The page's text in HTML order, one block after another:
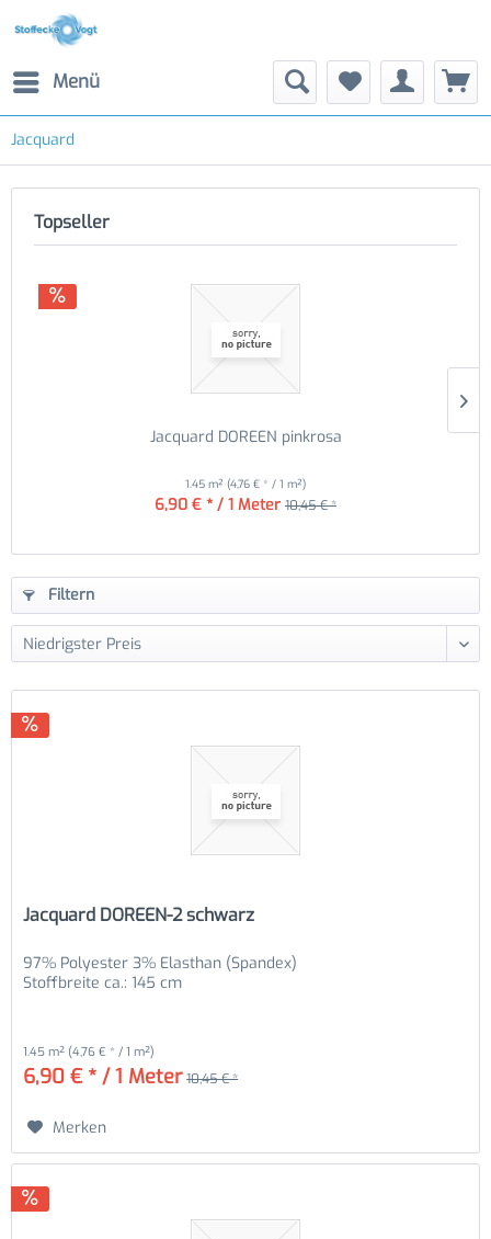
Menü
Jacquard
Topseller
Jacquard DOREEN pinkrosa
1.45 m² (4,76 € * / 1 m²)
6,90 € * / 1 Meter 10,45 € *
Filtern
Jacquard DOREEN-2 schwarz
97% Polyester 3% Elasthan (Spandex)
Stoffbreite ca.: 145 cm
1.45 m² (4,76 € * / 1 m²)
6,90 € * / 1 Meter 10,45 € *
Merken